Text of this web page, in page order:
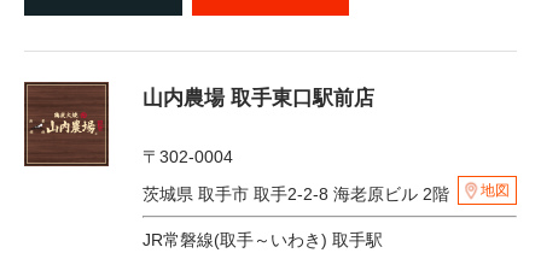
山内農場 取手東口駅前店
〒302-0004
茨城県 取手市 取手2-2-8 海老原ビル 2階
地図
JR常磐線(取手～いわき) 取手駅